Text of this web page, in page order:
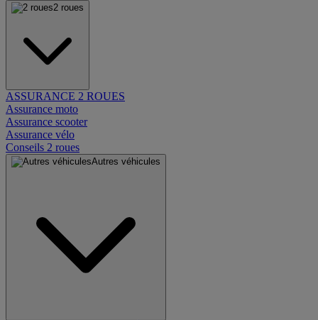
2 roues
ASSURANCE 2 ROUES
Assurance moto
Assurance scooter
Assurance vélo
Conseils 2 roues
Autres véhicules